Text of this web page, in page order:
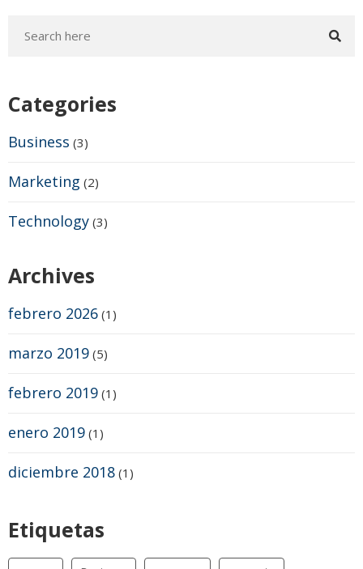
Categories
Business (3)
Marketing (2)
Technology (3)
Archives
febrero 2026 (1)
marzo 2019 (5)
febrero 2019 (1)
enero 2019 (1)
diciembre 2018 (1)
Etiquetas